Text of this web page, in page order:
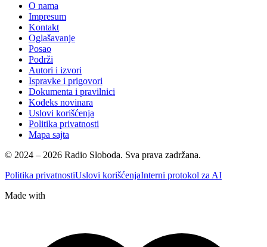
O nama
Impresum
Kontakt
Oglašavanje
Posao
Podrži
Autori i izvori
Ispravke i prigovori
Dokumenta i pravilnici
Kodeks novinara
Uslovi korišćenja
Politika privatnosti
Mapa sajta
© 2024 – 2026 Radio Sloboda. Sva prava zadržana.
Politika privatnostiUslovi korišćenjaInterni protokol za AI
Made with